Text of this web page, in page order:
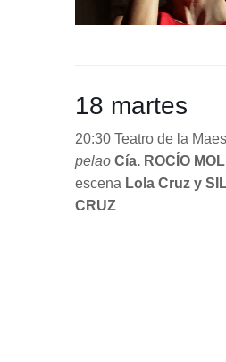
18 martes
20:30 Teatro de la
pelao Cía. ROCÍO
escena Lola Cruz y
CRUZ